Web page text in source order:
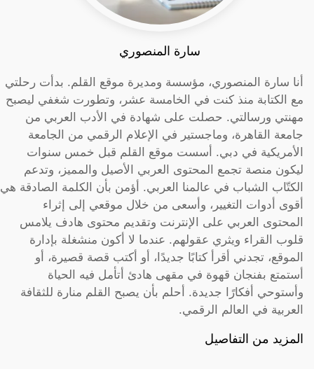
سارة المنصوري
أنا سارة المنصوري، مؤسسة ومديرة موقع القلم. بدأت رحلتي
مع الكتابة منذ كنت في الخامسة عشر، وتطورت شغفي ليصبح
مهنتي ورسالتي. حصلت على شهادة في الأدب العربي من
جامعة القاهرة، وماجستير في الإعلام الرقمي من الجامعة
الأمريكية في دبي. أسست موقع القلم قبل خمس سنوات
ليكون منصة تجمع المحتوى العربي الأصيل والمميز، وتدعم
الكتّاب الشباب في عالمنا العربي. أؤمن بأن الكلمة الصادقة هي
أقوى أدوات التغيير، وأسعى من خلال موقعي إلى إثراء
المحتوى العربي على الإنترنت وتقديم محتوى هادف يلامس
قلوب القراء ويثري عقولهم. عندما لا أكون منشغلة بإدارة
الموقع، تجدني أقرأ كتابًا جديدًا، أو أكتب قصة قصيرة، أو
أستمتع بفنجان قهوة في مقهى هادئ أتأمل فيه الحياة
وأستوحي أفكارًا جديدة. أحلم بأن يصبح القلم منارة للثقافة
العربية في العالم الرقمي.
المزيد من التفاصيل